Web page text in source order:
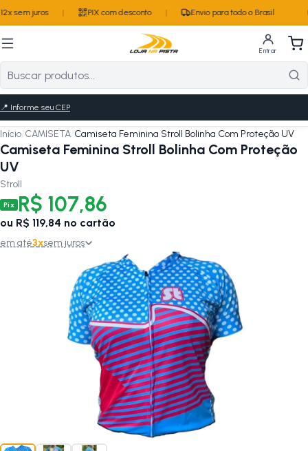
sem juros PIX com desconto Envio para todo o Brasil
Entrar
📍 Informe seu CEP
Início/CAMISETA/Camiseta Feminina Stroll Bolinha Com Proteção UV
Camiseta Feminina Stroll Bolinha Com Proteção
UV
Stroll
Pix R$ 107,86
ou R$ 119,84 no cartão
em até3xsem juros